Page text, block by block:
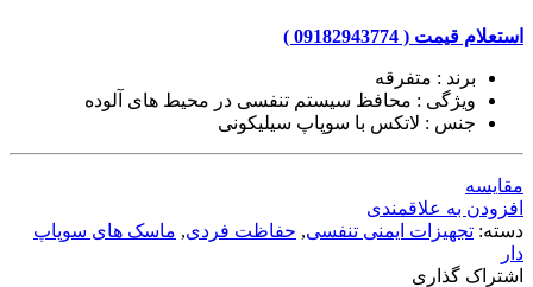
استعلام قیمت ( 09182943774 )
برند : متفرقه
ویژگی : محافظ سیستم تنفسی در محیط های آلوده
جنس : لاتکس با سوپاپ سیلیکونی
مقایسه
افزودن به علاقمندی
دسته: تجهیزات ایمنی تنفسی, حفاظت فردی, ماسک های سوپاپ
دار
اشتراک گذاری